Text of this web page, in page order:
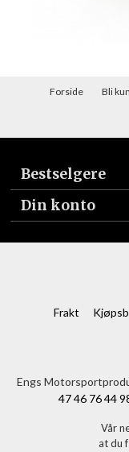
Forside Bli
Bestselgere
Din konto
Frakt
Engs
47 46 76 44
Vår
at du